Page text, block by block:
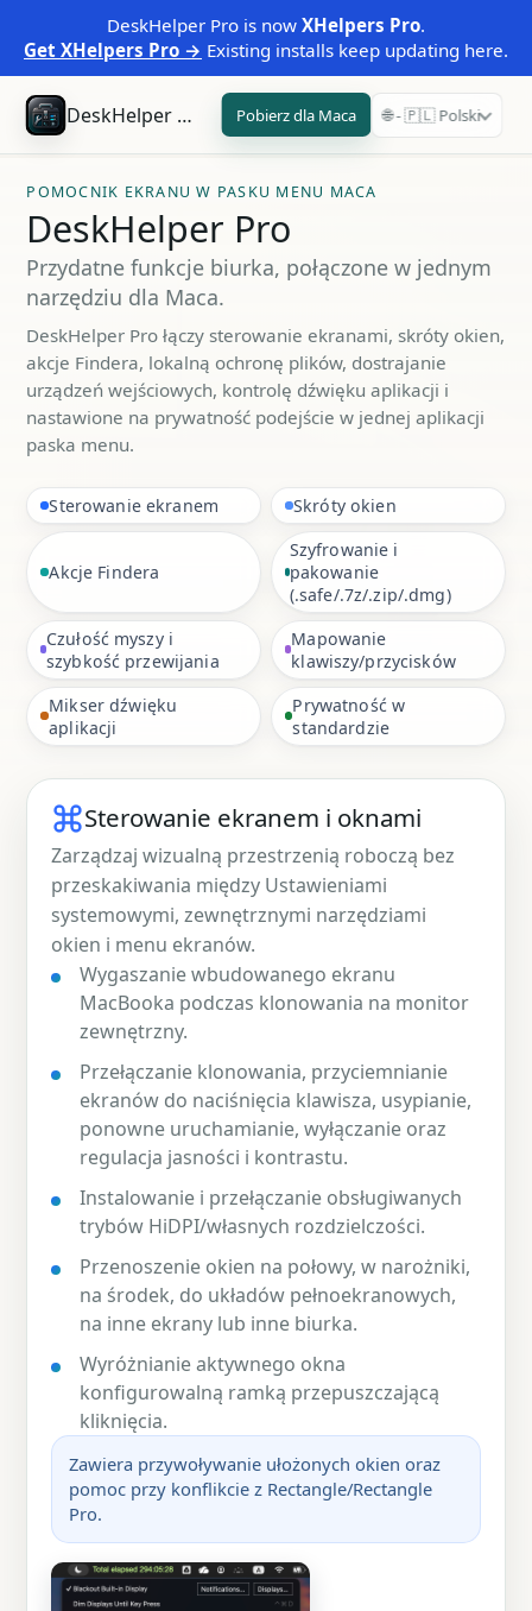
DeskHelper Pro is now XHelpers Pro.
Get XHelpers Pro → Existing installs keep updating here.
DeskHelper Pro Pobierz dla Maca 🌐 - 🇵🇱 Polski
POMOCNIK EKRANU W PASKU MENU MACA
DeskHelper Pro
Przydatne funkcje biurka, połączone w jednym
narzędziu dla Maca.
DeskHelper Pro łączy sterowanie ekranami, skróty okien,
akcje Findera, lokalną ochronę plików, dostrajanie
urządzeń wejściowych, kontrolę dźwięku aplikacji i
nastawione na prywatność podejście w jednej aplikacji
paska menu.
Sterowanie ekranem Skróty okien
Akcje Findera
Szyfrowanie i
pakowanie
(.safe/.7z/.zip/.dmg)
Czułość myszy i
szybkość przewijania
Mapowanie
klawiszy/przycisków
Mikser dźwięku
aplikacji
Prywatność w
standardzie
Sterowanie ekranem i oknami
Zarządzaj wizualną przestrzenią roboczą bez
przeskakiwania między Ustawieniami
systemowymi, zewnętrznymi narzędziami
okien i menu ekranów.
Wygaszanie wbudowanego ekranu
MacBooka podczas klonowania na monitor
zewnętrzny.
Przełączanie klonowania, przyciemnianie
ekranów do naciśnięcia klawisza, usypianie,
ponowne uruchamianie, wyłączanie oraz
regulacja jasności i kontrastu.
Instalowanie i przełączanie obsługiwanych
trybów HiDPI/własnych rozdzielczości.
Przenoszenie okien na połowy, w narożniki,
na środek, do układów pełnoekranowych,
na inne ekrany lub inne biurka.
Wyróżnianie aktywnego okna
konfigurowalną ramką przepuszczającą
kliknięcia.
Zawiera przywoływanie ułożonych okien oraz
pomoc przy konflikcie z Rectangle/Rectangle
Pro.